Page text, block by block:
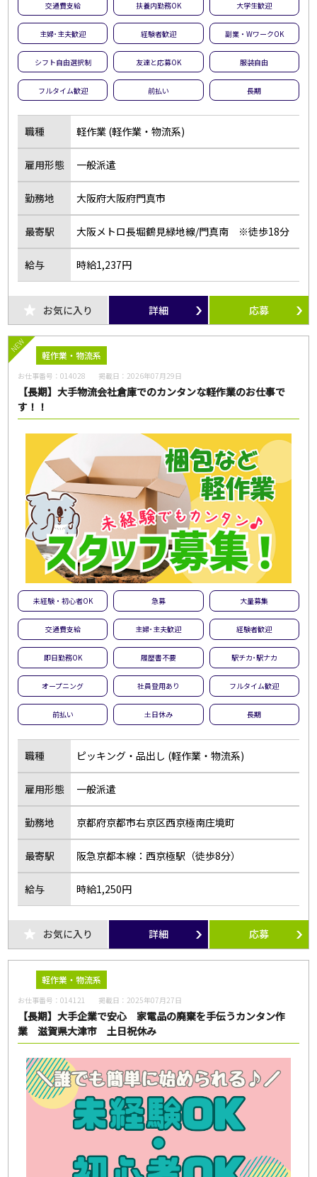
交通費支給 扶養内勤務OK 大学生歓迎
主婦･主夫歓迎 経験者歓迎 副業・WワークOK
シフト自由選択制 友達と応募OK 服装自由
フルタイム歓迎 前払い 長期
職種 軽作業 (軽作業・物流系)
雇用形態 一般派遣
勤務地 大阪府大阪府門真市
最寄駅 大阪メトロ長堀鶴見緑地線/門真南 ※徒歩18分
給与 時給1,237円
お気に入り 詳細 応募
NEW
軽作業・物流系
お仕事番号：014028 掲載日： 2026年07月29日
【長期】大手物流会社倉庫でのカンタンな軽作業のお仕事で
す！！
未経験・初心者OK 急募 大量募集
交通費支給 主婦･主夫歓迎 経験者歓迎
即日勤務OK 履歴書不要 駅チカ･駅ナカ
オープニング 社員登用あり フルタイム歓迎
前払い 土日休み 長期
職種 ピッキング・品出し (軽作業・物流系)
雇用形態 一般派遣
勤務地 京都府京都市右京区西京極南庄境町
最寄駅 阪急京都本線：西京極駅（徒歩8分）
給与 時給1,250円
お気に入り 詳細 応募
軽作業・物流系
お仕事番号：014121 掲載日： 2025年07月27日
【長期】大手企業で安心 家電品の廃棄を手伝うカンタン作
業 滋賀県大津市 土日祝休み